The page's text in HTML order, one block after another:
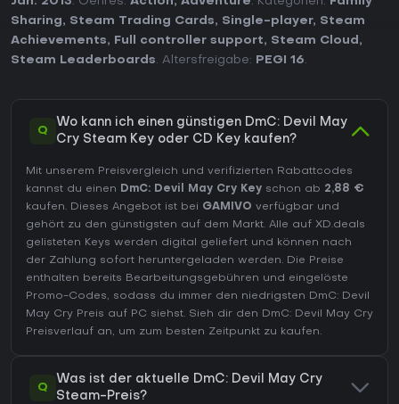
Sharing, Steam Trading Cards, Single-player, Steam
Achievements, Full controller support, Steam Cloud ,
Steam Leaderboards. Altersfreigabe: PEGI 16.
Q
Wo kann ich einen günstigen DmC: Devil May
Cry Steam Key oder CD Key kaufen?
Mit unserem Preisvergleich und verifizierten Rabattcodes
kannst du einen DmC: Devil May Cry Key schon ab 2,88 €
kaufen. Dieses Angebot ist bei GAMIVO verfügbar und
gehört zu den günstigsten auf dem Markt. Alle auf XD.deals
gelisteten Keys werden digital geliefert und können nach
der Zahlung sofort heruntergeladen werden. Die Preise
enthalten bereits Bearbeitungsgebühren und eingelöste
Promo-Codes, sodass du immer den niedrigsten DmC: Devil
May Cry Preis auf PC siehst. Sieh dir den DmC: Devil May Cry
Preisverlauf an, um zum besten Zeitpunkt zu kaufen.
Q
Was ist der aktuelle DmC: Devil May Cry
Steam-Preis?